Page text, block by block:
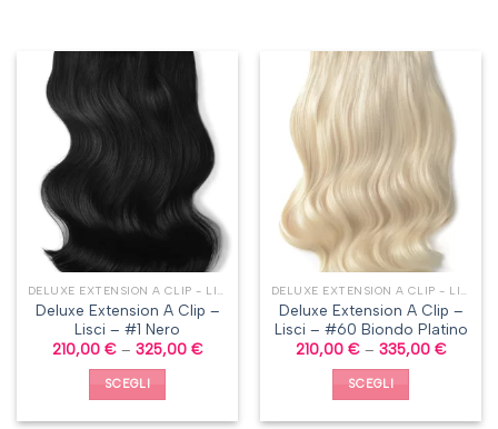
DELUXE EXTENSION A CLIP - LISCI
Deluxe Extension A Clip –
Lisci – #1 Nero
210,00 €– 325,00 €
SCEGLI
DELUXE EXTENSION A CLIP - LISCI
Deluxe Extension A Clip –
Lisci – #60 Biondo Platino
210,00 €– 335,00 €
SCEGLI